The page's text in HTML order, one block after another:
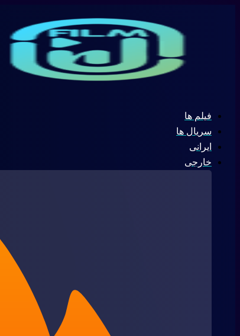
فیلم ها
سریال ها
ایرانی
خارجی